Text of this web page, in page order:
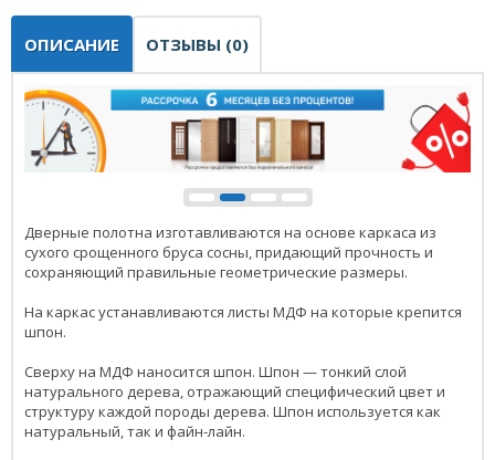
ОПИСАНИЕ ОТЗЫВЫ (0)
Дверные полотна изготавливаются на основе каркаса из
сухого срощенного бруса сосны, придающий прочность и
сохраняющий правильные геометрические размеры.
На каркас устанавливаются листы МДФ на которые крепится
шпон.
Сверху на МДФ наносится шпон. Шпон — тонкий слой
натурального дерева, отражающий специфический цвет и
структуру каждой породы дерева. Шпон используется как
натуральный, так и файн-лайн.